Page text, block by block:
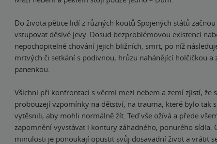
Do života pětice lidí z různých koutů Spojených států
vstupovat děsivé jevy. Dosud bezproblémovou existenci
nepochopitelné chování jejich bližních, smrt, po níž
mrtvých či setkání s podivnou, hrůzu nahánějící holčičkou a
panenkou.
Všichni při konfrontaci s věcmi mezi nebem a zemí zjistí, že
probouzejí vzpomínky na dětství, na trauma, které bylo tak
vytěsnili, aby mohli normálně žít. Teď vše ožívá a přede
zapomnění vyvstávat i kontury záhadného, ponurého sídla.
minulosti je ponoukají opustit svůj dosavadní život a vrátit